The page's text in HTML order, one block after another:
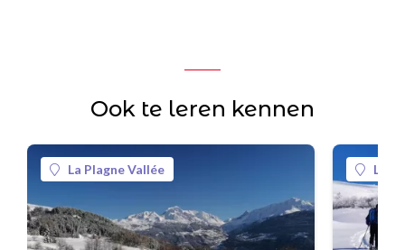
Ook te leren kennen
La Plagne Vallée La